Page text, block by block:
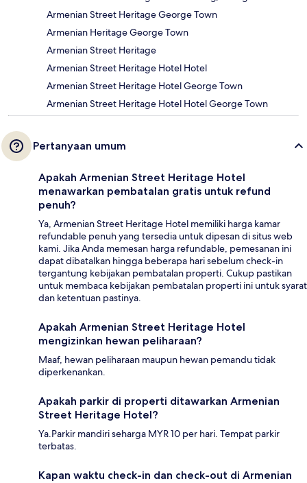
Armenian Street Heritage George Town
Armenian Heritage George Town
Armenian Street Heritage
Armenian Street Heritage Hotel Hotel
Armenian Street Heritage Hotel George Town
Armenian Street Heritage Hotel Hotel George Town
Pertanyaan umum
Apakah Armenian Street Heritage Hotel
menawarkan pembatalan gratis untuk refund
penuh?
Ya, Armenian Street Heritage Hotel memiliki harga kamar
refundable penuh yang tersedia untuk dipesan di situs web
kami. Jika Anda memesan harga refundable, pemesanan ini
dapat dibatalkan hingga beberapa hari sebelum check-in
tergantung kebijakan pembatalan properti. Cukup pastikan
untuk membaca kebijakan pembatalan properti ini untuk syarat
dan ketentuan pastinya.
Apakah Armenian Street Heritage Hotel
mengizinkan hewan peliharaan?
Maaf, hewan peliharaan maupun hewan pemandu tidak
diperkenankan.
Apakah parkir di properti ditawarkan Armenian
Street Heritage Hotel?
Ya.Parkir mandiri seharga MYR 10 per hari. Tempat parkir
terbatas.
Kapan waktu check-in dan check-out di Armenian